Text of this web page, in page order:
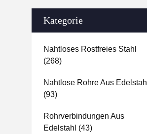
Kategorie
Nahtloses Rostfreies Stahl
(268)
Nahtlose Rohre Aus Edelstahl
(93)
Rohrverbindungen Aus
Edelstahl (43)